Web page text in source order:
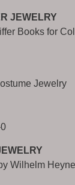
JEWELRY
Books for
Jewelry
Wilhelm